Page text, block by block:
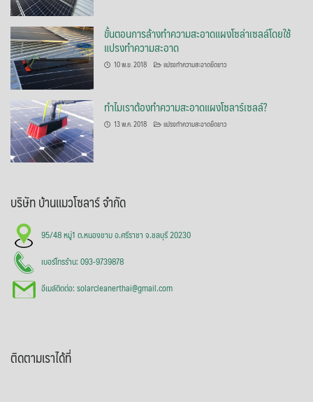
ขั้นตอนการล้างทำความสะอาดแผงโซล่าเซลล์โดยใช้
แปรงทำความสะอาด
10 พ.ย. 2018 แปรงทำความสะอาดยืดยาว
ทำไมเราต้องทำความสะอาดแผงโซลาร์เซลล์?
13 พ.ค. 2018 แปรงทำความสะอาดยืดยาว
บริษัท บ้านแมวโซลาร์ จำกัด
95/48 หมู่1 ต.หนองขาม อ.ศรีราชา จ.ชลบุรี 20230
เบอร์โทรร้าน: 093-9739878
อีเมล์ติดต่อ: solarcleanerthai@gmail.com
ติดตามเราได้ที่